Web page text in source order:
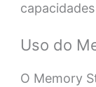
Uso do
O Memory